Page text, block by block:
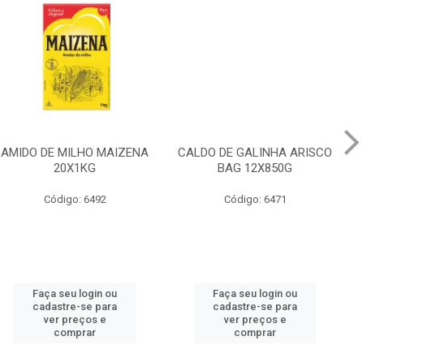
AMIDO DE MILHO MAIZENA
20X1KG
Código: 6492
Faça seu login ou
cadastre-se para
ver preços e
comprar
CALDO DE GALINHA ARISCO
BAG 12X850G
Código: 6471
Faça seu login ou
cadastre-se para
ver preços e
comprar